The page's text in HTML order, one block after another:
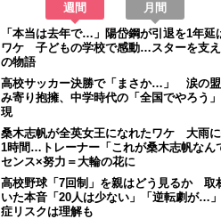
週間
月間
「本当は去年で…」陽岱鋼が引退を1年延
ワケ 子どもの学校で感動…スターを支
の物語
高校サッカー決勝で「まさか…」 涙の
み寄り抱擁、中学時代の「全国でやろう
現
桑木志帆が全英女王になれたワケ 大雨
1時間…トレーナー「これが桑木志帆なん
センス×努力＝大輪の花に
高校野球「7回制」を親はどう見るか 取
いた本音「20人は少ない」「逆転劇が…
症リスクは理解も